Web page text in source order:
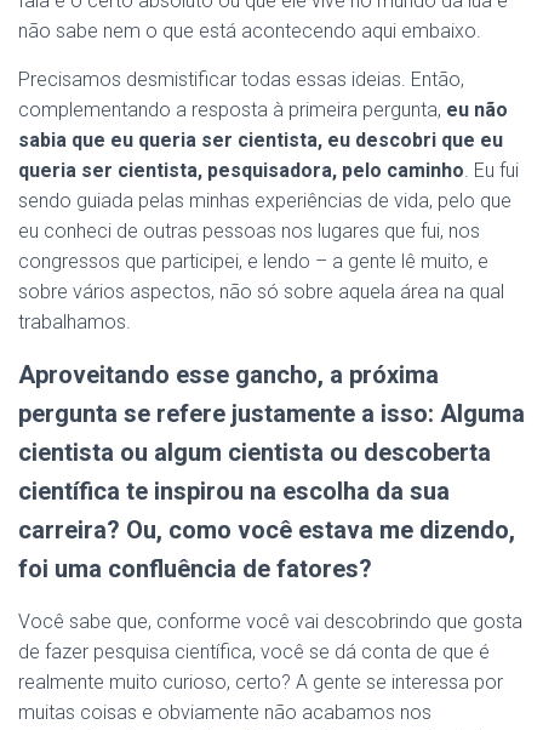
não sabe nem o que está acontecendo aqui embaixo.
Precisamos desmistificar todas essas ideias. Então,
complementando a resposta à primeira pergunta, eu não
sabia que eu queria ser cientista, eu descobri que eu
queria ser cientista, pesquisadora, pelo caminho. Eu fui
sendo guiada pelas minhas experiências de vida, pelo que
eu conheci de outras pessoas nos lugares que fui, nos
congressos que participei, e lendo – a gente lê muito, e
sobre vários aspectos, não só sobre aquela área na qual
trabalhamos.
Aproveitando esse gancho, a próxima
pergunta se refere justamente a isso: Alguma
cientista ou algum cientista ou descoberta
científica te inspirou na escolha da sua
carreira? Ou, como você estava me dizendo,
foi uma confluência de fatores?
Você sabe que, conforme você vai descobrindo que gosta
de fazer pesquisa científica, você se dá conta de que é
realmente muito curioso, certo? A gente se interessa por
muitas coisas e obviamente não acabamos nos